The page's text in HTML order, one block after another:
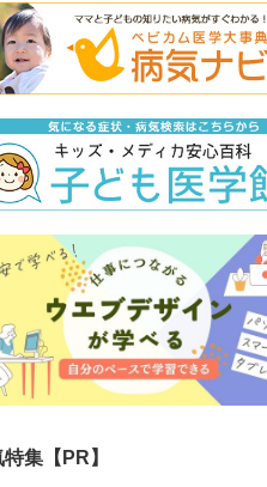
特集【PR】